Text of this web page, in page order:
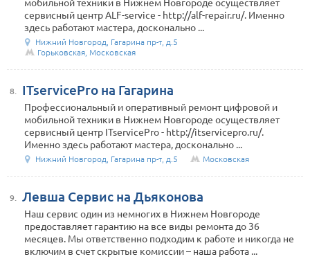
сервисный центр ALF-service - http://alf-repair.ru/. Именно
здесь работают мастера, досконально ...
Нижний Новгород, Гагарина пр-т, д.5
Горьковская, Московская
8. ITservicePro на Гагарина
Профессиональный и оперативный ремонт цифровой и
мобильной техники в Нижнем Новгороде осуществляет
сервисный центр ITservicePro - http://itservicepro.ru/.
Именно здесь работают мастера, досконально ...
Нижний Новгород, Гагарина пр-т, д.5 Московская
9. Левша Сервис на Дьяконова
Наш сервис один из немногих в Нижнем Новгороде
предоставляет гарантию на все виды ремонта до 36
месяцев. Мы ответственно подходим к работе и никогда не
включим в счет скрытые комиссии – наша работа ...